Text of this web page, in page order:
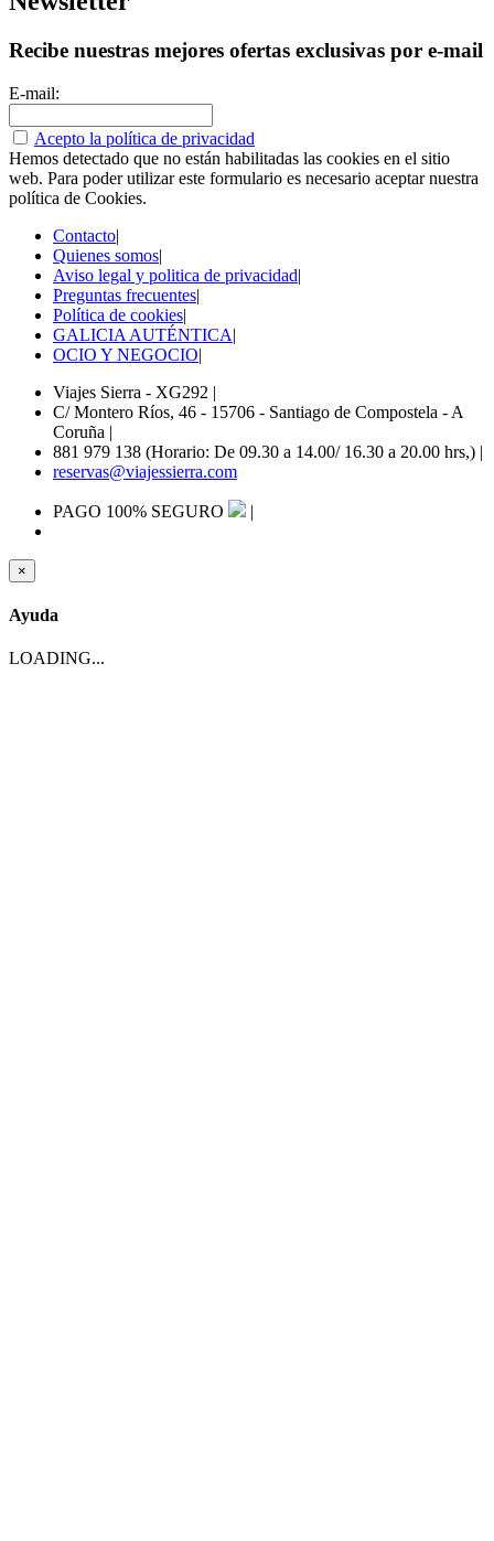
Recibe nuestras mejores ofertas exclusivas por e-mail
E-mail:
Acepto la política de privacidad
Hemos detectado que no están habilitadas las cookies en el sitio
web. Para poder utilizar este formulario es necesario aceptar nuestra
política de Cookies.
Contacto|
Quienes somos|
Aviso legal y politica de privacidad|
Preguntas frecuentes|
Política de cookies|
GALICIA AUTÉNTICA|
OCIO Y NEGOCIO|
Viajes Sierra - XG292 |
C/ Montero Ríos, 46 - 15706 - Santiago de Compostela - A
Coruña |
881 979 138 (Horario: De 09.30 a 14.00/ 16.30 a 20.00 hrs,) |
reservas@viajessierra.com
PAGO 100% SEGURO |
×
Ayuda
LOADING...